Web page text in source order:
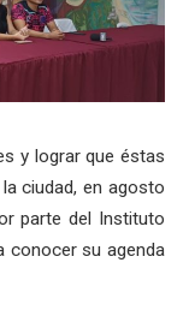
y lograr que éstas
ciudad, en agosto
parte del Instituto
conocer su agenda